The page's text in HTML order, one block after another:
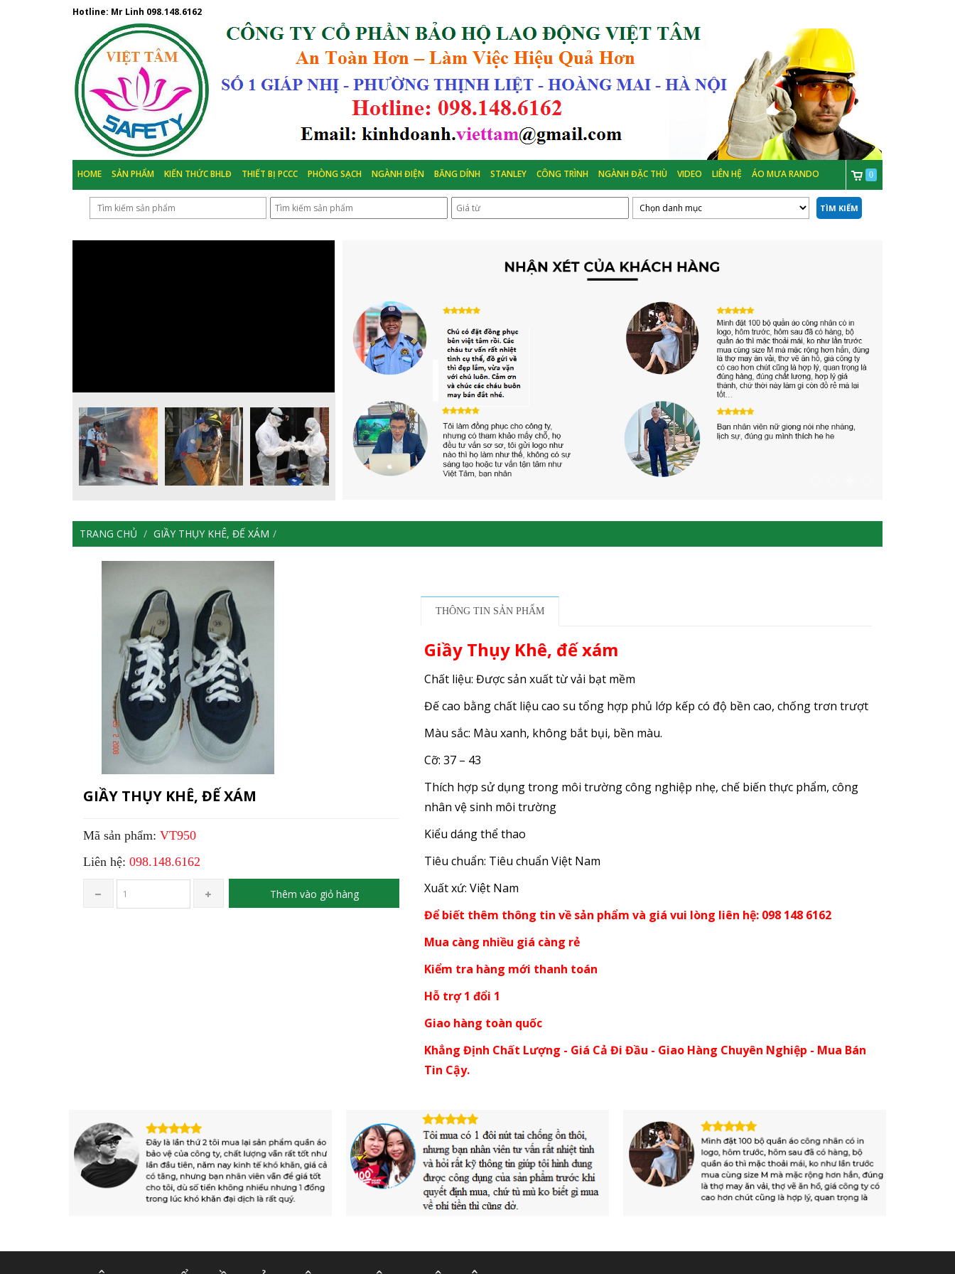
Hotline: Mr Linh 098.148.6162
HOME SẢN PHẨM KIẾN THỨC BHLĐ THIẾT BỊ PCCC PHÒNG SẠCH NGÀNH ĐIỆN BĂNG DÍNH STANLEY CÔNG TRÌNH NGÀNH ĐẶC THÙ VIDEO LIÊN HỆ ÁO MƯA RANDO 0
TÌM KIẾM
TRANG CHỦ GIẦY THỤY KHÊ, ĐẾ XÁM
GIẦY THỤY KHÊ, ĐẾ XÁM
Mã sản phẩm: VT950
Liên hệ: 098.148.6162
Thêm vào giỏ hàng
THÔNG TIN SẢN PHẨM
Giầy Thụy Khê, đế xám
Chất liệu: Được sản xuất từ vải bạt mềm
Đế cao bằng chất liệu cao su tổng hợp phủ lớp kếp có độ bền cao, chống trơn trượt
Màu sắc: Màu xanh, không bắt bụi, bền màu.
Cỡ: 37 – 43
Thích hợp sử dụng trong môi trường công nghiệp nhẹ, chế biến thực phẩm, công
nhân vệ sinh môi trường
Kiểu dáng thể thao
Tiêu chuẩn: Tiêu chuẩn Việt Nam
Xuất xứ: Việt Nam
Để biết thêm thông tin về sản phẩm và giá vui lòng liên hệ: 098 148 6162
Mua càng nhiều giá càng rẻ
Kiểm tra hàng mới thanh toán
Hỗ trợ 1 đổi 1
Giao hàng toàn quốc
Khẳng Định Chất Lượng - Giá Cả Đi Đầu - Giao Hàng Chuyên Nghiệp - Mua Bán
Tin Cậy.